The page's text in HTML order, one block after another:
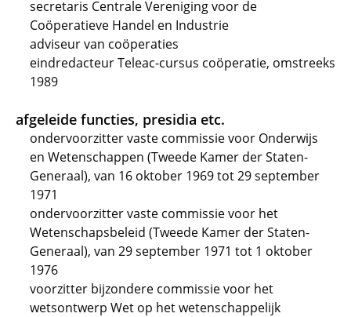
secretaris Centrale Vereniging voor de
Coöperatieve Handel en Industrie
adviseur van coöperaties
eindredacteur Teleac-cursus coöperatie, omstreeks
1989
afgeleide functies, presidia etc.
ondervoorzitter vaste commissie voor Onderwijs
en Wetenschappen (Tweede Kamer der Staten-
Generaal), van 16 oktober 1969 tot 29 september
1971
ondervoorzitter vaste commissie voor het
Wetenschapsbeleid (Tweede Kamer der Staten-
Generaal), van 29 september 1971 tot 1 oktober
1976
voorzitter bijzondere commissie voor het
wetsontwerp Wet op het wetenschappelijk